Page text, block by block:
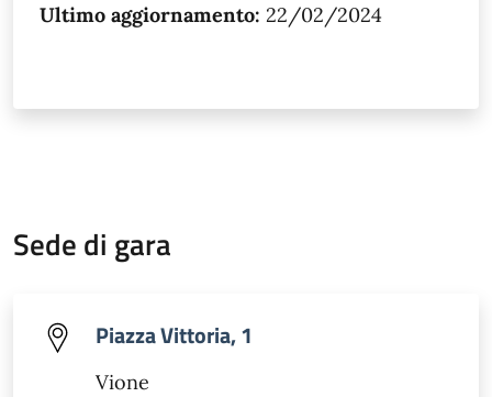
Ultimo aggiornamento: 22/02/2024
Sede di gara
Piazza Vittoria, 1
Vione